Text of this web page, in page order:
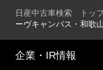
日産中古車検索 トッ
ーヴキャンバス・和歌
企業・IR情報